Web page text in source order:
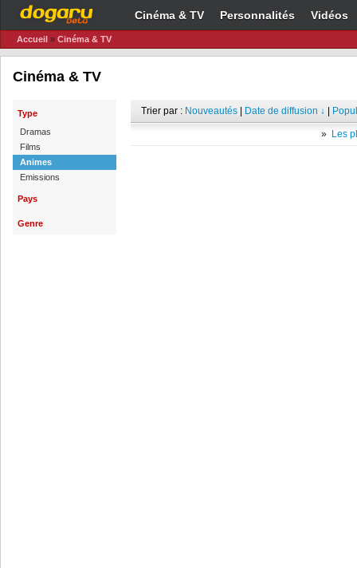
Cinéma & TV Personnalités Vidéos
Accueil » Cinéma & TV
Cinéma & TV
Type
Dramas
Films
Animes
Emissions
Pays
Genre
Trier par : Nouveautés Date de diffusion ↓
» Les